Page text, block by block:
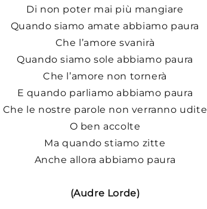
Di non poter mai più mangiare
Quando siamo amate abbiamo paura
Che l’amore svanirà
Quando siamo sole abbiamo paura
Che l’amore non tornerà
E quando parliamo abbiamo paura
Che le nostre parole non verranno udite
O ben accolte
Ma quando stiamo zitte
Anche allora abbiamo paura
(Audre Lorde)